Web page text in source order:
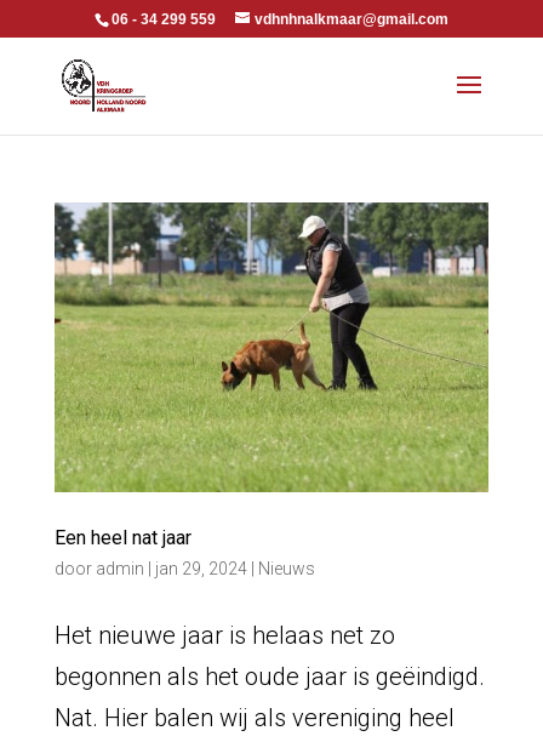
06 - 34 299 559 vdhnhnalkmaar@gmail.com
Een heel nat jaar
door admin jan 29, 2024| Nieuws
Het nieuwe jaar is helaas net zo
begonnen als het oude jaar is geëindigd.
Nat. Hier balen wij als vereniging heel